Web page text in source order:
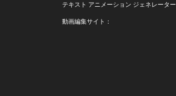
テキスト アニメーション ジェネレーター
動画編集サイト：